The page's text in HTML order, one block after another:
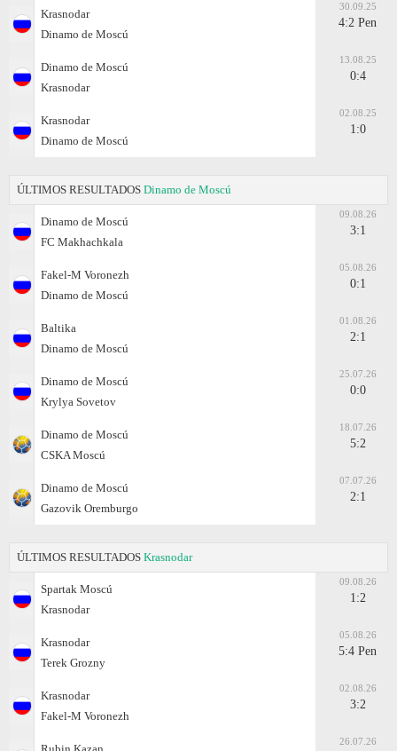
Krasnodar
Dinamo de Moscú
30.09.25
4:2 Pen
Dinamo de Moscú
Krasnodar
13.08.25
0:4
Krasnodar
Dinamo de Moscú
02.08.25
1:0
ÚLTIMOS RESULTADOS Dinamo de Moscú
Dinamo de Moscú
FC Makhachkala
09.08.26
3:1
Fakel-M Voronezh
Dinamo de Moscú
05.08.26
0:1
Baltika
Dinamo de Moscú
01.08.26
2:1
Dinamo de Moscú
Krylya Sovetov
25.07.26
0:0
Dinamo de Moscú
CSKA Moscú
18.07.26
5:2
Dinamo de Moscú
Gazovik Oremburgo
07.07.26
2:1
ÚLTIMOS RESULTADOS Krasnodar
Spartak Moscú
Krasnodar
09.08.26
1:2
Krasnodar
Terek Grozny
05.08.26
5:4 Pen
Krasnodar
Fakel-M Voronezh
02.08.26
3:2
26.07.26